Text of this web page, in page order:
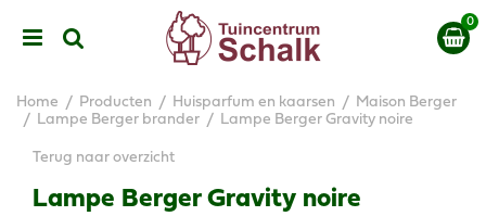
Home Producten Huisparfum en kaarsen
Maison Berger
Lampe Berger brander
Lampe Berger Gravity noire
Terug naar overzicht
Lampe Berger Gravity noire